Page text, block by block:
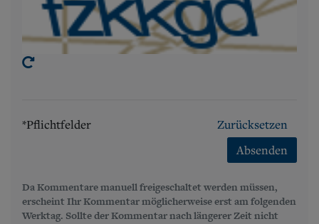
*Pflichtfelder
Zurücksetzen
Absenden
Da Kommentare manuell freigeschaltet werden müssen,
erscheint Ihr Kommentar möglicherweise erst am folgenden
Werktag. Sollte der Kommentar nach längerer Zeit nicht